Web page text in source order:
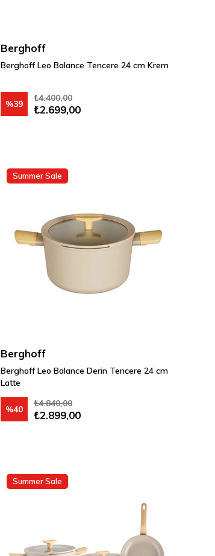
Berghoff
Berghoff Leo Balance Tencere 24 cm Krem
₺2.699,00
₺4.400,00
%39
Berghoff
Berghoff Leo Balance Derin Tencere 24 cm
Latte
₺2.899,00
₺4.840,00
%40
Summer Sale
Summer Sale